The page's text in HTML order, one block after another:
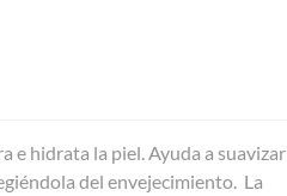
e hidrata la piel. Ayuda a suavizar
del envejecimiento. La